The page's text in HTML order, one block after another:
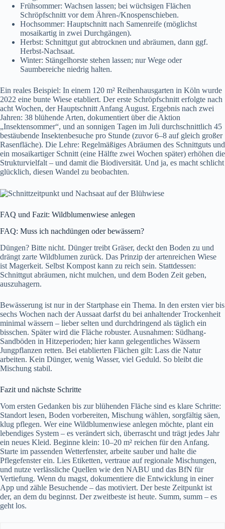
Frühsommer: Wachsen lassen; bei wüchsigen Flächen
Schröpfschnitt vor dem Ähren-/Knospenschieben.
Hochsommer: Hauptschnitt nach Samenreife (möglichst
mosaikartig in zwei Durchgängen).
Herbst: Schnittgut gut abtrocknen und abräumen, dann ggf.
Herbst-Nachsaat.
Winter: Stängelhorste stehen lassen; nur Wege oder
Saumbereiche niedrig halten.
Ein reales Beispiel: In einem 120 m² Reihenhausgarten in Köln wurde
2022 eine bunte Wiese etabliert. Der erste Schröpfschnitt erfolgte nach
acht Wochen, der Hauptschnitt Anfang August. Ergebnis nach zwei
Jahren: 38 blühende Arten, dokumentiert über die Aktion
„Insektensommer“, und an sonnigen Tagen im Juli durchschnittlich 45
bestäubende Insektenbesuche pro Stunde (zuvor 6–8 auf gleich großer
Rasenfläche). Die Lehre: Regelmäßiges Abräumen des Schnittguts und
ein mosaikartiger Schnitt (eine Hälfte zwei Wochen später) erhöhen die
Strukturvielfalt – und damit die Biodiversität. Und ja, es macht schlicht
glücklich, diesen Wandel zu beobachten.
FAQ und Fazit: Wildblumenwiese anlegen
FAQ: Muss ich nachdüngen oder bewässern?
Düngen? Bitte nicht. Dünger treibt Gräser, deckt den Boden zu und
drängt zarte Wildblumen zurück. Das Prinzip der artenreichen Wiese
ist Magerkeit. Selbst Kompost kann zu reich sein. Stattdessen:
Schnittgut abräumen, nicht mulchen, und dem Boden Zeit geben,
auszuhagern.
Bewässerung ist nur in der Startphase ein Thema. In den ersten vier bis
sechs Wochen nach der Aussaat darfst du bei anhaltender Trockenheit
minimal wässern – lieber selten und durchdringend als täglich ein
bisschen. Später wird die Fläche robuster. Ausnahmen: Südhang-
Sandböden in Hitzeperioden; hier kann gelegentliches Wässern
Jungpflanzen retten. Bei etablierten Flächen gilt: Lass die Natur
arbeiten. Kein Dünger, wenig Wasser, viel Geduld. So bleibt die
Mischung stabil.
Fazit und nächste Schritte
Vom ersten Gedanken bis zur blühenden Fläche sind es klare Schritte:
Standort lesen, Boden vorbereiten, Mischung wählen, sorgfältig säen,
klug pflegen. Wer eine Wildblumenwiese anlegen möchte, plant ein
lebendiges System – es verändert sich, überrascht und trägt jedes Jahr
ein neues Kleid. Beginne klein: 10–20 m² reichen für den Anfang.
Starte im passenden Wetterfenster, arbeite sauber und halte die
Pflegefenster ein. Lies Etiketten, vertraue auf regionale Mischungen,
und nutze verlässliche Quellen wie den NABU und das BfN für
Vertiefung. Wenn du magst, dokumentiere die Entwicklung in einer
App und zähle Besuchende – das motiviert. Der beste Zeitpunkt ist
der, an dem du beginnst. Der zweitbeste ist heute. Summ, summ – es
geht los.